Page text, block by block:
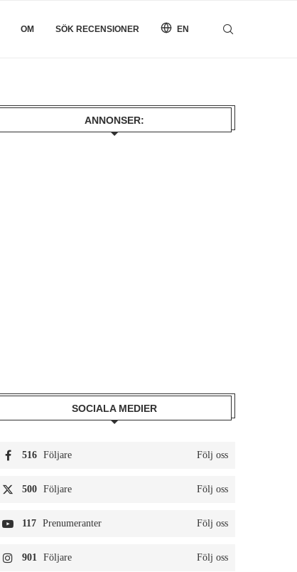
OM SÖK RECENSIONER EN
ANNONSER:
SOCIALA MEDIER
516 Följare Följ oss
500 Följare Följ oss
117 Prenumeranter Följ oss
901 Följare Följ oss